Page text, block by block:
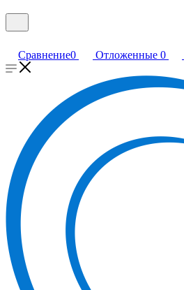
Сравнение0 Отложенные 0